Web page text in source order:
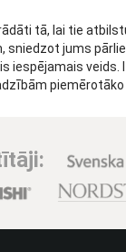
tā, lai tie
sniedzot jums
iespējamais
piemērotāko